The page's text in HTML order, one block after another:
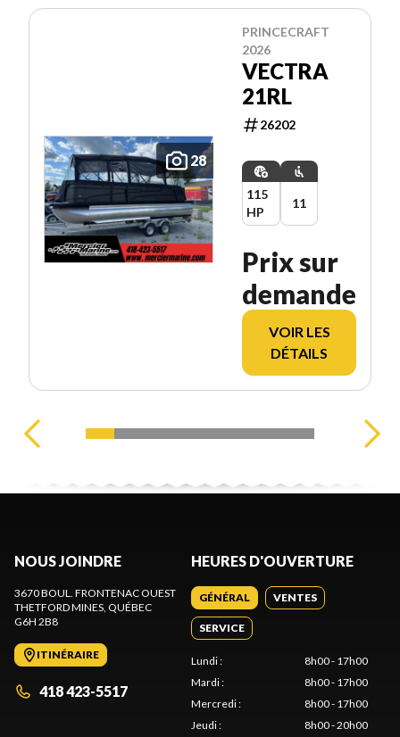
28
PRINCECRAFT
2026
VECTRA
21RL
26202
115
HP
11
Prix sur
demande
VOIR LES
DÉTAILS
NOUS JOINDRE
3670 BOUL. FRONTENAC OUEST
THETFORD MINES , QUÉBEC
G6H 2B8
ITINÉRAIRE
418 423-5517
HEURES D'OUVERTURE
GÉNÉRAL VENTES
SERVICE
Lundi:
8h00 - 17h00
Mardi:
8h00 - 17h00
Mercredi:
8h00 - 17h00
Jeudi: 8h00 - 20h00